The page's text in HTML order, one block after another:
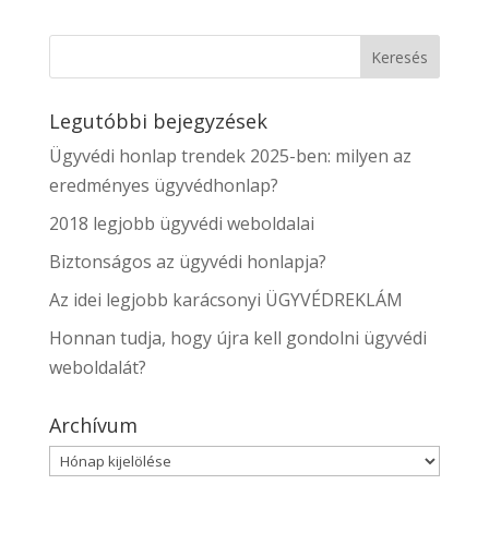
Legutóbbi bejegyzések
Ügyvédi honlap trendek 2025-ben: milyen az
eredményes ügyvédhonlap?
2018 legjobb ügyvédi weboldalai
Biztonságos az ügyvédi honlapja?
Az idei legjobb karácsonyi ÜGYVÉDREKLÁM
Honnan tudja, hogy újra kell gondolni ügyvédi
weboldalát?
Archívum
Archívum